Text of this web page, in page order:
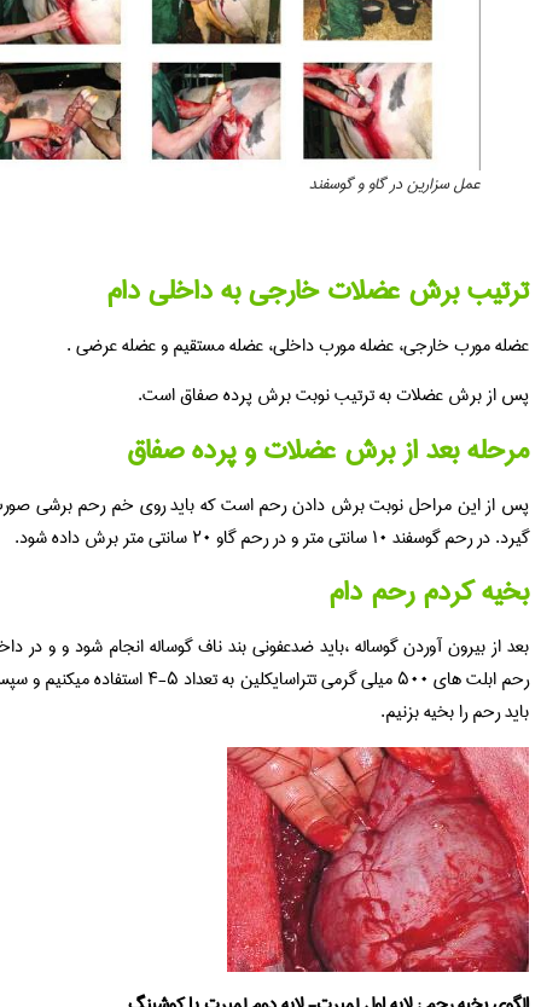
عمل سزارین در گاو و گوسفند
برش عضلات خارجی به داخلی دام
خارجی، عضله مورب داخلی، عضله مستقیم و عضله عرضی .
عضلات به ترتیب نوبت برش پرده صفاق است.
بعد از برش عضلات و پرده صفاق
مراحل نوبت برش دادن رحم است که باید روی خم رحم برشی صورت
متر و در رحم گاو ۲۰ سانتی متر برش داده شود.
رحم دام
آوردن گوساله ،باید ضدعفونی بند ناف گوساله انجام شود و و در داخل
رحم ابلت های ۵۰۰ میلی گرمی تتراسایکلین به تعداد ۵-۴ استفاده میکنیم و سپس
را بخیه بزنیم.